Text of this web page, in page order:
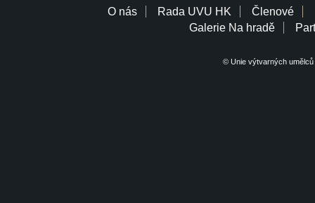
O nás Rada UVU HK Členové
Galerie Na hradě
© Unie výtvarných